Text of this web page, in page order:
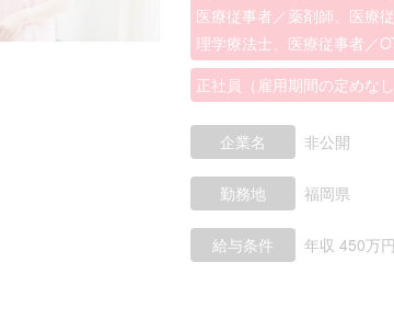
医療従事者／薬剤師、医療
理学療法士、医療従事者／
正社員（雇用期間の定めなし
企業名 非公開
勤務地 福岡県
給与条件 年収 450万